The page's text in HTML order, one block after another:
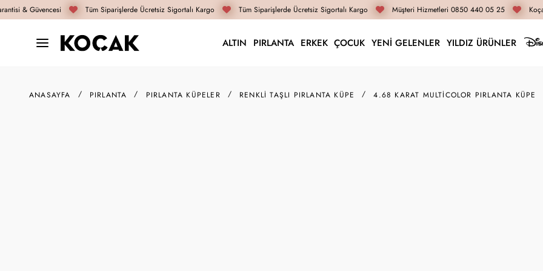
& Güvencesi Tüm Siparişlerde Ücretsiz Sigortalı Kargo Tüm Siparişlerde Ücretsiz Sigortalı Kargo Müşteri Hizmetleri 0850 440 05 25
ALTIN PIRLANTA ERKEK ÇOCUK YENİ GELENLER YILDIZ ÜRÜNLER
ANASAYFA PIRLANTA PIRLANTA KÜPELER RENKLI TAŞLI PIRLANTA KÜPE 4.68 KARAT MULTICOLOR PIRLANTA KÜPE